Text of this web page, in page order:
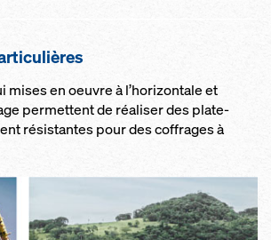
mises en oeuvre à l’horizontale et
permettent de réaliser des plate-
résistantes pour des coffrages à